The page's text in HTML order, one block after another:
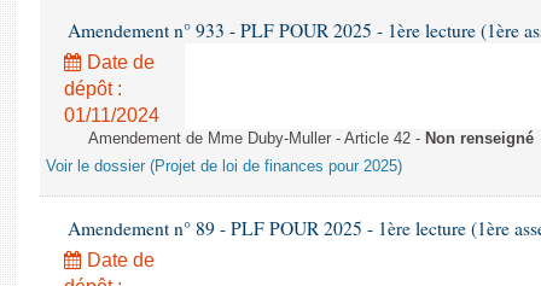
Amendement n° 933 - PLF POUR 2025 - 1ère lecture (1ère
Date de
dépôt :
01/11/2024
Amendement de Mme Duby-Muller - Article 42 - Non renseigné
Voir le dossier (Projet de loi de finances pour 2025)
Amendement n° 89 - PLF POUR 2025 - 1ère lecture (1ère
Date de